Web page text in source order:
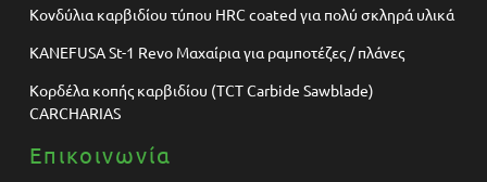
Κονδύλια καρβιδίου τύπου HRC coated για πολύ σκληρά υλικά
KANEFUSA St-1 Revo Μαχαίρια για ραμποτέζες / πλάνες
Κορδέλα κοπής καρβιδίου (TCT Carbide Sawblade)
CARCHARIAS
Επικοινωνία